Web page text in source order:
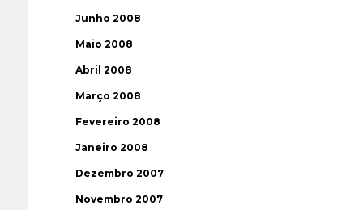
Junho 2008
Maio 2008
Abril 2008
Março 2008
Fevereiro 2008
Janeiro 2008
Dezembro 2007
Novembro 2007